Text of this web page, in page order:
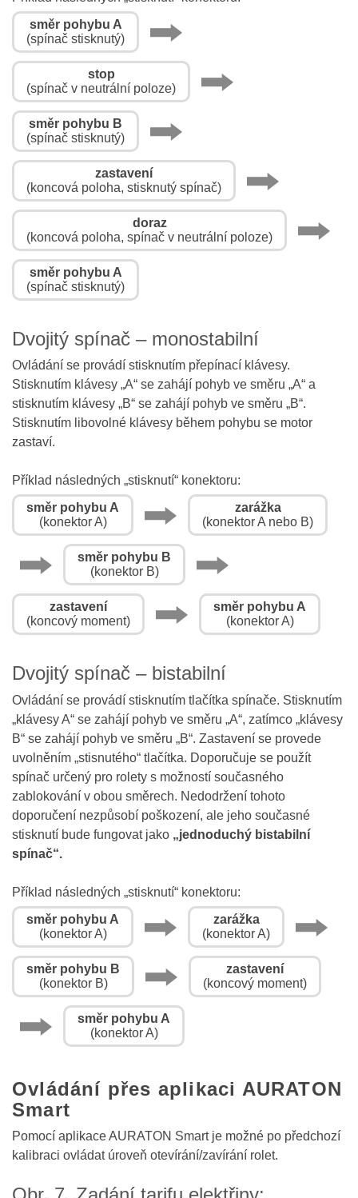
směr pohybu A
(spínač stisknutý)
stop
(spínač v neutrální poloze)
směr pohybu B
(spínač stisknutý)
zastavení
(koncová poloha, stisknutý spínač)
doraz
(koncová poloha, spínač v neutrální poloze)
směr pohybu A
(spínač stisknutý)
Dvojitý spínač – monostabilní
Ovládání se provádí stisknutím přepínací klávesy.
Stisknutím klávesy „A“ se zahájí pohyb ve směru „A“ a
stisknutím klávesy „B“ se zahájí pohyb ve směru „B“.
Stisknutím libovolné klávesy během pohybu se motor
zastaví.
Příklad následných „stisknutí“ konektoru:
směr pohybu A
(konektor A)
zarážka
(konektor A nebo B)
směr pohybu B
(konektor B)
zastavení
(koncový moment)
směr pohybu A
(konektor A)
Dvojitý spínač – bistabilní
Ovládání se provádí stisknutím tlačítka spínače. Stisknutím
„klávesy A“ se zahájí pohyb ve směru „A“, zatímco „klávesy
B“ se zahájí pohyb ve směru „B“. Zastavení se provede
uvolněním „stisnutého“ tlačítka. Doporučuje se použít
spínač určený pro rolety s možností současného
zablokování v obou směrech. Nedodržení tohoto
doporučení nezpůsobí poškození, ale jeho současné
stisknutí bude fungovat jako „jednoduchý bistabilní
spínač“.
Příklad následných „stisknutí“ konektoru:
směr pohybu A
(konektor A)
zarážka
(konektor A)
směr pohybu B
(konektor B)
zastavení
(koncový moment)
směr pohybu A
(konektor A)
Ovládání přes aplikaci AURATON
Smart
Pomocí aplikace AURATON Smart je možné po předchozí
kalibraci ovládat úroveň otevírání/zavírání rolet.